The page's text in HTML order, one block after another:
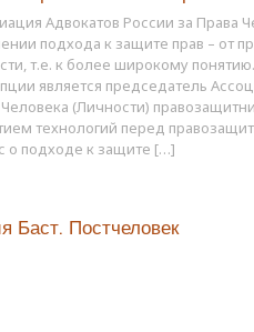
Адвокатов России за Права
подхода к защите прав – от
т.е. к более широкому
является председатель
(Личности)
технологий перед
о подходе к защите […]
Баст. Постчеловек